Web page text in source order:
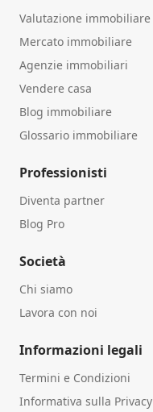
Valutazione immobiliare
Mercato immobiliare
Agenzie immobiliari
Vendere casa
Blog immobiliare
Glossario immobiliare
Professionisti
Diventa partner
Blog Pro
Società
Chi siamo
Lavora con noi
Informazioni legali
Termini e Condizioni
Informativa sulla Privacy